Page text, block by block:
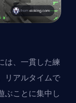
は、一貫した練
リアルタイムで
ぶことに集中し